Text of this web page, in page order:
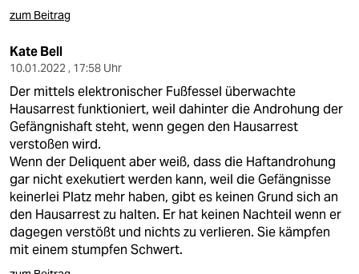
zum Beitrag
Kate Bell
10.01.2022 , 17:58 Uhr
Der mittels elektronischer Fußfessel überwachte
Hausarrest funktioniert, weil dahinter die Androhung der
Gefängnishaft steht, wenn gegen den Hausarrest
verstoßen wird.
Wenn der Deliquent aber weiß, dass die Haftandrohung
gar nicht exekutiert werden kann, weil die Gefängnisse
keinerlei Platz mehr haben, gibt es keinen Grund sich an
den Hausarrest zu halten. Er hat keinen Nachteil wenn er
dagegen verstößt und nichts zu verlieren. Sie kämpfen
mit einem stumpfen Schwert.